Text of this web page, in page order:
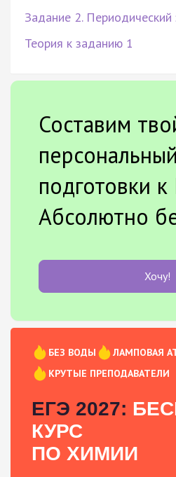
Задание 2. Периодический
Теория к заданию 1
Составим
подготовки к
Абсолютно
Хочу!
БЕЗ ВОДЫ
ЛАМПОВАЯ
КРУТЫЕ ПРЕПОДАВАТЕЛИ
ЕГЭ 2027:
КУРС
ПО ХИМИИ